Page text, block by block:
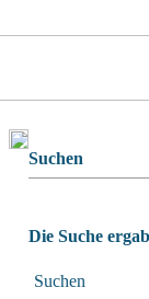
Suchen
Die Suche
Suchen